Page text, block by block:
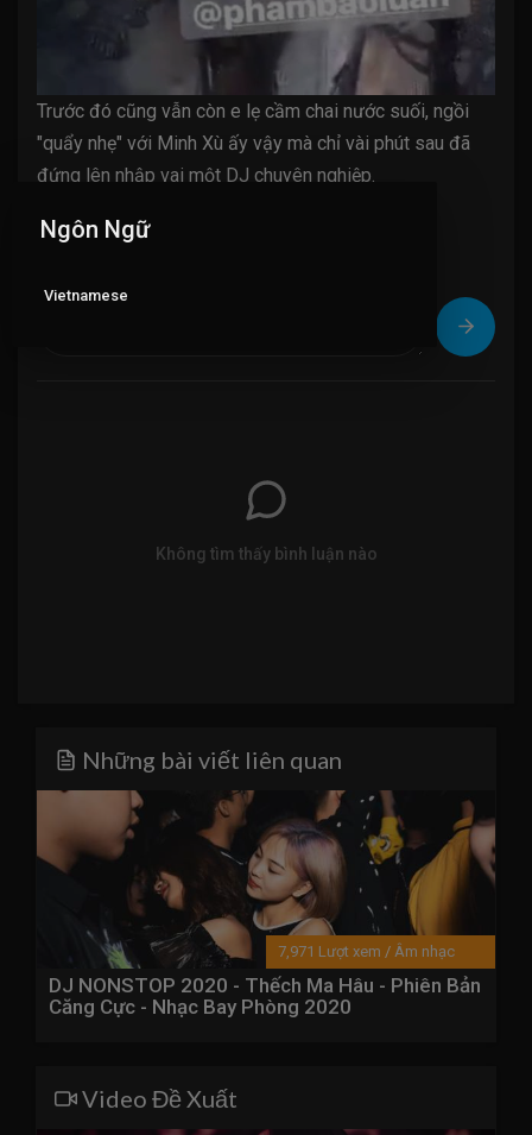
Trước đó cũng vẫn còn e lẹ cầm chai nước suối, ngồi
"quẩy nhẹ" với Minh Xù ấy vậy mà chỉ vài phút sau đã
đứng lên nhập vai một DJ chuyên nghiệp.
Không tìm thấy bình luận nào
Những bài viết liên quan
7,971 Lượt xem / Âm nhạc
DJ NONSTOP 2020 - Thếch Ma Hâu - Phiên Bản
Căng Cực - Nhạc Bay Phòng 2020
Video Đề Xuất
Ngôn Ngữ
Vietnamese